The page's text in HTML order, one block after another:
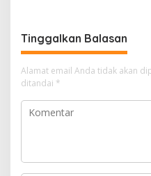
Tinggalkan Balasan
Alamat email Anda tidak akan
ditandai *